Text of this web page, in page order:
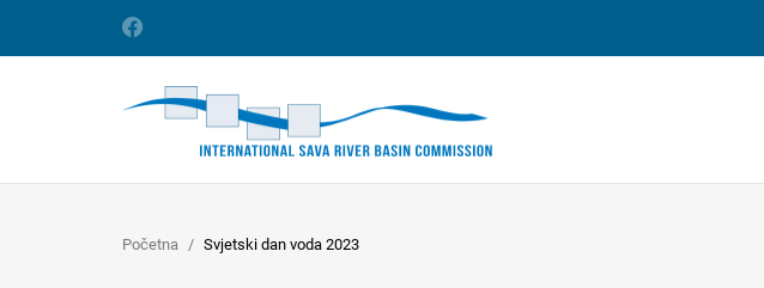
Početna Svjetski dan voda 2023